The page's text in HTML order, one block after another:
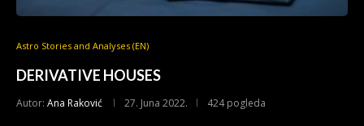
Astro Stories and Analyses (EN)
DERIVATIVE HOUSES
Autor: Ana Raković 27. Juna 2022. 424 pogleda